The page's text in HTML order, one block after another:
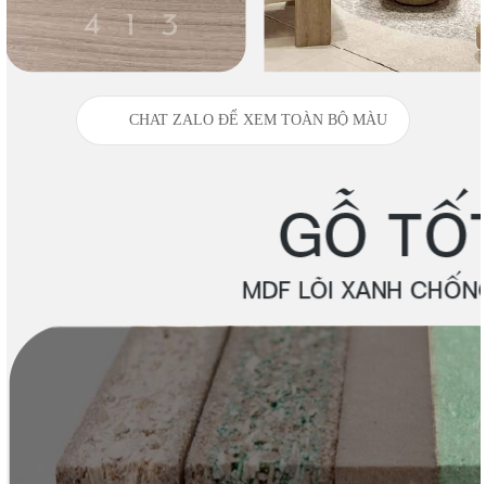
CHAT ZALO ĐỂ XEM TOÀN BỘ MÀU